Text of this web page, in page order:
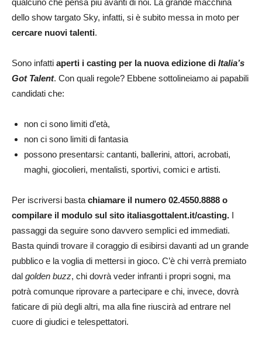
qualcuno che pensa più avanti di noi. La grande macchina
dello show targato Sky, infatti, si è subito messa in moto per
cercare nuovi talenti.
Sono infatti aperti i casting per la nuova edizione di Italia’s
Got Talent. Con quali regole? Ebbene sottolineiamo ai papabili
candidati che:
non ci sono limiti d’età,
non ci sono limiti di fantasia
possono presentarsi: cantanti, ballerini, attori, acrobati,
maghi, giocolieri, mentalisti, sportivi, comici e artisti.
Per iscriversi basta chiamare il numero 02.4550.8888 o
compilare il modulo sul sito italiasgottalent.it/casting. I
passaggi da seguire sono davvero semplici ed immediati.
Basta quindi trovare il coraggio di esibirsi davanti ad un grande
pubblico e la voglia di mettersi in gioco. C’è chi verrà premiato
dal golden buzz, chi dovrà veder infranti i propri sogni, ma
potrà comunque riprovare a partecipare e chi, invece, dovrà
faticare di più degli altri, ma alla fine riuscirà ad entrare nel
cuore di giudici e telespettatori.